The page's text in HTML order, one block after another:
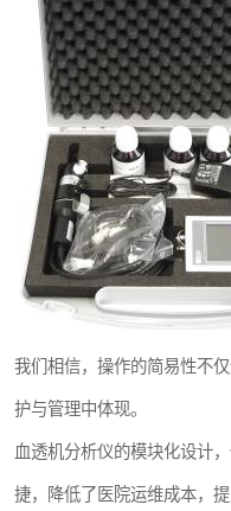
我们相信，操作的简易性不
护与管理中体现。
血透机分析仪的模块化设计
捷，降低了医院运维成本，提